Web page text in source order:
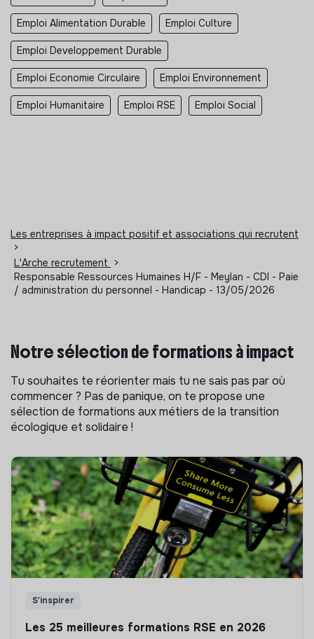
Emploi Alimentation Durable Emploi Culture
Emploi Developpement Durable
Emploi Economie Circulaire Emploi Environnement
Emploi Humanitaire Emploi RSE Emploi Social
Les entreprises à impact positif et associations qui recrutent
>
L'Arche recrutement
>
Responsable Ressources Humaines H/F - Meylan - CDI - Paie
/ administration du personnel - Handicap - 13/05/2026
Notre sélection de formations à impact
Tu souhaites te réorienter mais tu ne sais pas par où
commencer ? Pas de panique, on te propose une
sélection de formations aux métiers de la transition
écologique et solidaire !
S'inspirer
Les 25 meilleures formations RSE en 2026